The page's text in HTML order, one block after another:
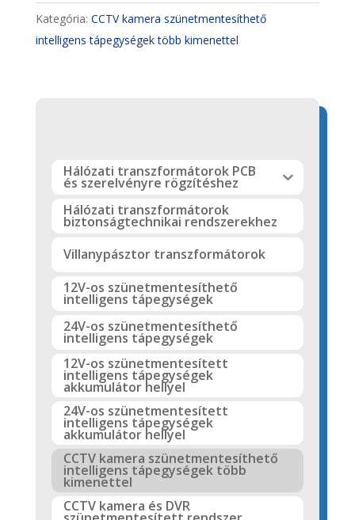
Kategória: CCTV kamera szünetmentesíthető
intelligens tápegységek több kimenettel
Hálózati transzformátorok PCB
és szerelvényre rögzítéshez
Hálózati transzformátorok
biztonságtechnikai rendszerekhez
Villanypásztor transzformátorok
12V-os szünetmentesíthető
intelligens tápegységek
24V-os szünetmentesíthető
intelligens tápegységek
12V-os szünetmentesített
intelligens tápegységek
akkumulátor hellyel
24V-os szünetmentesített
intelligens tápegységek
akkumulátor hellyel
CCTV kamera szünetmentesíthető
intelligens tápegységek több
kimenettel
CCTV kamera és DVR